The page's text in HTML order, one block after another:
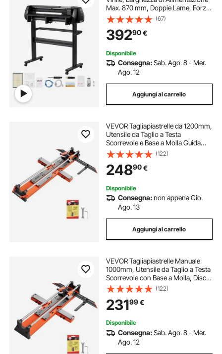
Max. 870 mm, Doppie Lame, Forza
e Velocità Regolabili, Display LED,
Stampante per Plotter da Taglio in
Vinile con Software Signmaster
(67)
39290€
Disponibile
Consegna:Sab. Ago. 8 - Mer.
Ago. 12
Aggiungi al carrello
VEVOR Tagliapiastrelle da 1200mm,
Utensile da Taglio a Testa
Scorrevole e Base a Molla Guida
Angolare Disco da Taglio Guida
Allineamento, per Lavori a Mano Fai
Da Te Piastrelle Mattonelle in
Ceramica
(122)
24890€
Disponibile
Consegna:non appena Gio.
Ago. 13
Aggiungi al carrello
VEVOR Tagliapiastrelle Manuale
1000mm, Utensile da Taglio a Testa
Scorrevole con Base a Molla, Disco
da Taglio in Carburo di Tungsteno
Guida Angolare e di Allineamento,
per Lavori Ceramica Fai Da Te
(122)
23199€
Disponibile
Consegna:Sab. Ago. 8 - Mer.
Ago. 12